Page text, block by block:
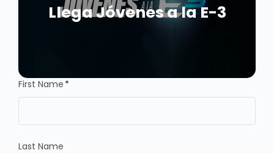
Llega Jóvenes a la E-3
First Name *
Last Name